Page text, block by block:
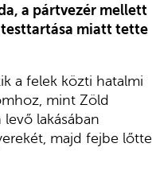
a pártvezér mellett
testtartása miatt tette
a felek közti hatalmi
mint Zöld
lakásában
majd fejbe lőtte